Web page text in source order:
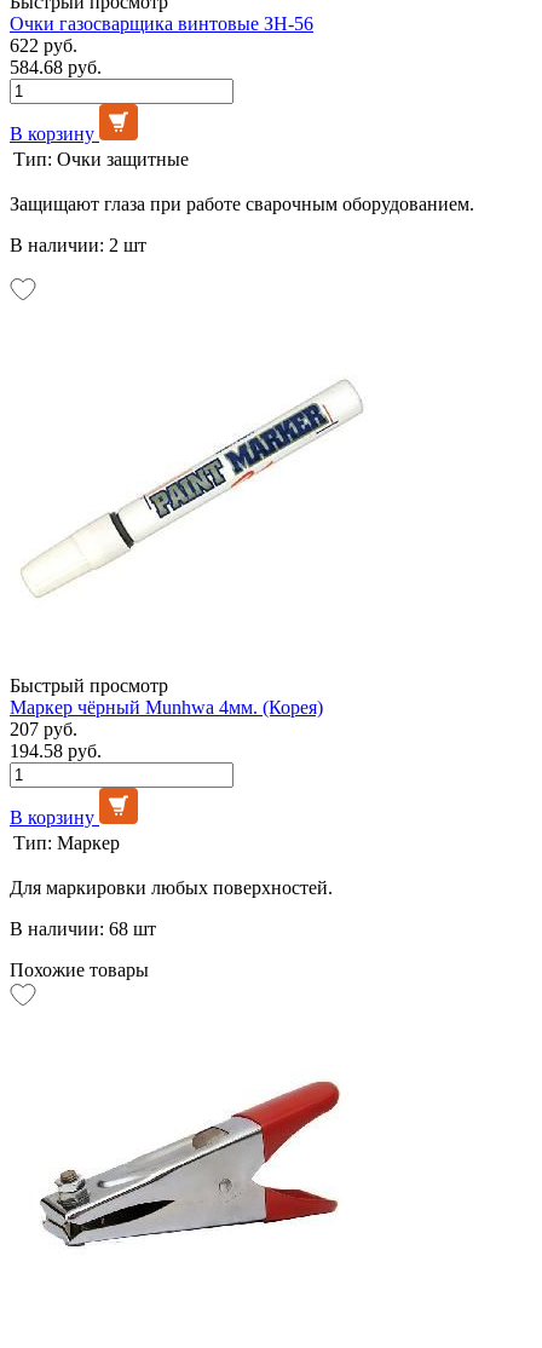
Очки газосварщика винтовые ЗН-56
622 руб.
584.68 руб.
В корзину
Тип: Очки защитные
Защищают глаза при работе сварочным оборудованием.
В наличии: 2 шт
Быстрый просмотр
Маркер чёрный Munhwa 4мм. (Корея)
207 руб.
194.58 руб.
В корзину
Тип: Маркер
Для маркировки любых поверхностей.
В наличии: 68 шт
Похожие товары